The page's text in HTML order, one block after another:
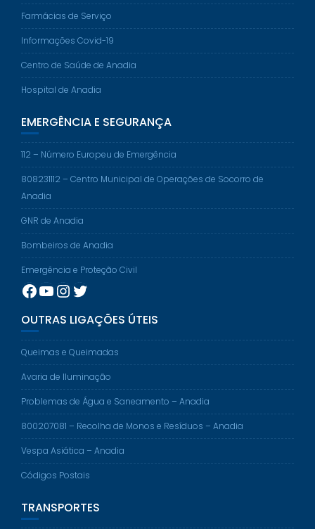
Farmácias de Serviço
Informações Covid-19
Centro de Saúde de Anadia
Hospital de Anadia
EMERGÊNCIA E SEGURANÇA
112 – Número Europeu de Emergência
808231112 – Centro Municipal de Operações de Socorro de
Anadia
GNR de Anadia
Bombeiros de Anadia
Emergência e Proteção Civil
Facebook
YouTube
Instagram
Twitter
OUTRAS LIGAÇÕES ÚTEIS
Queimas e Queimadas
Avaria de Iluminação
Problemas de Água e Saneamento – Anadia
800207081 – Recolha de Monos e Resíduos – Anadia
Vespa Asiática – Anadia
Códigos Postais
TRANSPORTES